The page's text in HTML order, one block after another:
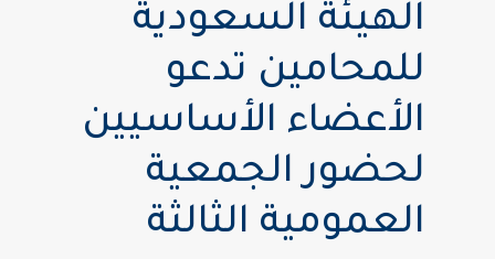
الهيئة السعودية
للمحامين تدعو
الأعضاء الأساسيين
لحضور الجمعية
العمومية الثالثة